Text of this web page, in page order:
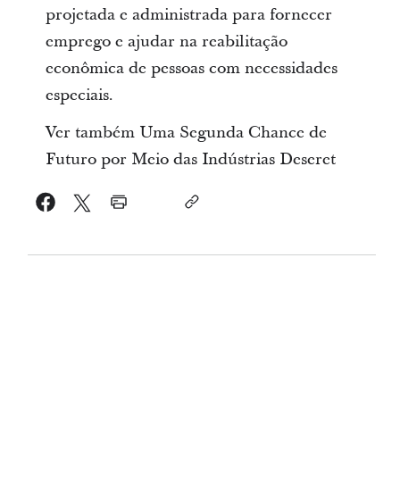
projetada e administrada para fornecer
emprego e ajudar na reabilitação
econômica de pessoas com necessidades
especiais.
Ver também Uma Segunda Chance de
Futuro por Meio das Indústrias Deseret